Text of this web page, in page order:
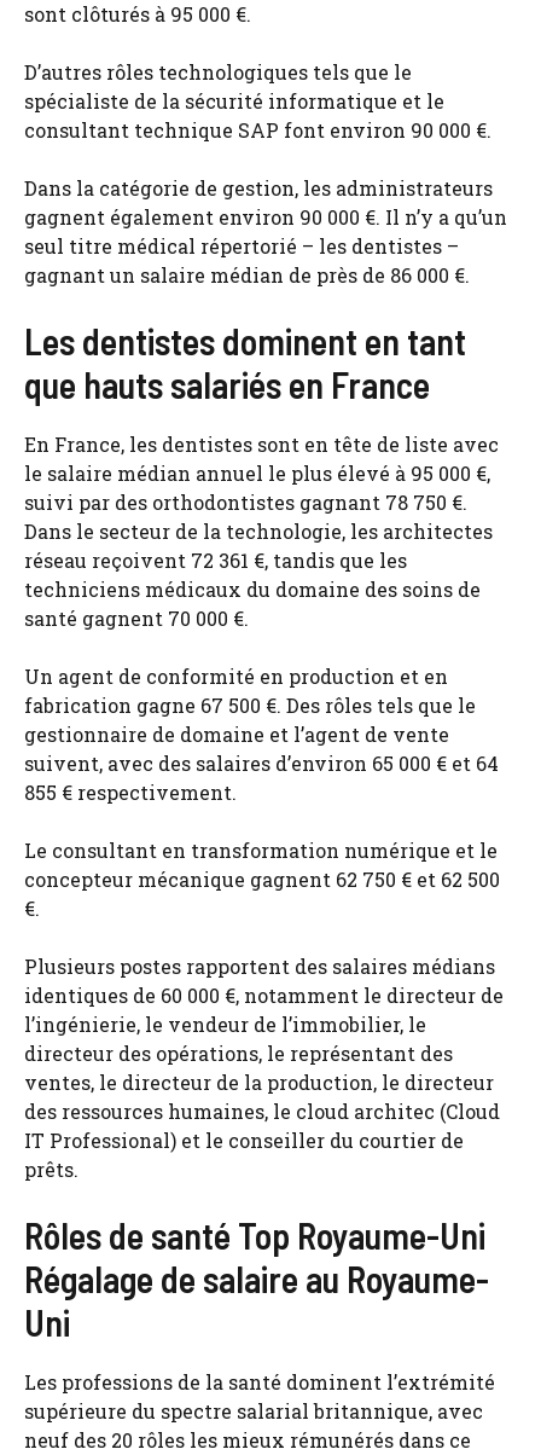
sont clôturés à 95 000 €.
D’autres rôles technologiques tels que le
spécialiste de la sécurité informatique et le
consultant technique SAP font environ 90 000 €.
Dans la catégorie de gestion, les administrateurs
gagnent également environ 90 000 €. Il n’y a qu’un
seul titre médical répertorié – les dentistes –
gagnant un salaire médian de près de 86 000 €.
Les dentistes dominent en tant
que hauts salariés en France
En France, les dentistes sont en tête de liste avec
le salaire médian annuel le plus élevé à 95 000 €,
suivi par des orthodontistes gagnant 78 750 €.
Dans le secteur de la technologie, les architectes
réseau reçoivent 72 361 €, tandis que les
techniciens médicaux du domaine des soins de
santé gagnent 70 000 €.
Un agent de conformité en production et en
fabrication gagne 67 500 €. Des rôles tels que le
gestionnaire de domaine et l’agent de vente
suivent, avec des salaires d’environ 65 000 € et 64
855 € respectivement.
Le consultant en transformation numérique et le
concepteur mécanique gagnent 62 750 € et 62 500
€.
Plusieurs postes rapportent des salaires médians
identiques de 60 000 €, notamment le directeur de
l’ingénierie, le vendeur de l’immobilier, le
directeur des opérations, le représentant des
ventes, le directeur de la production, le directeur
des ressources humaines, le cloud architec (Cloud
IT Professional) et le conseiller du courtier de
prêts.
Rôles de santé Top Royaume-Uni
Régalage de salaire au Royaume-
Uni
Les professions de la santé dominent l’extrémité
supérieure du spectre salarial britannique, avec
neuf des 20 rôles les mieux rémunérés dans ce